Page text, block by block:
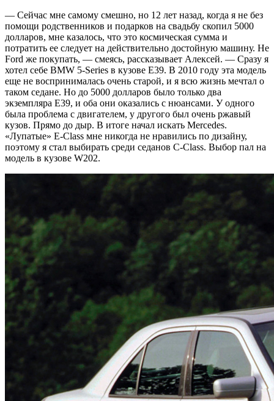
— Сейчас мне самому смешно, но 12 лет назад, когда я не без
помощи родственников и подарков на свадьбу скопил 5000
долларов, мне казалось, что это космическая сумма и
потратить ее следует на действительно достойную машину. Не
Ford же покупать, — смеясь, рассказывает Алексей. — Сразу я
хотел себе BMW 5-Series в кузове Е39. В 2010 году эта модель
еще не воспринималась очень старой, и я всю жизнь мечтал о
таком седане. Но до 5000 долларов было только два
экземпляра Е39, и оба они оказались с нюансами. У одного
была проблема с двигателем, у другого был очень ржавый
кузов. Прямо до дыр. В итоге начал искать Mercedes.
«Лупатые» E-Class мне никогда не нравились по дизайну,
поэтому я стал выбирать среди седанов C-Class. Выбор пал на
модель в кузове W202.